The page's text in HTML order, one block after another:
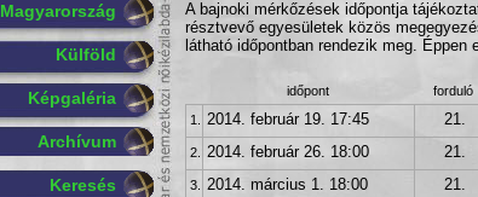
Magyarország
Külföld
Képgaléria
Archívum
Keresés
A bajnoki mérkőzések időpontja
résztvevő egyesületek közös
látható időpontban rendezik meg. Éppen
időpont forduló
1.
2014. február 19. 17:45 21.
2. 2014. február 26. 18:00 21.
3. 2014. március 1. 18:00 21.